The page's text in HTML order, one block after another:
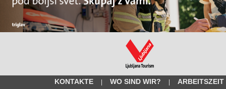
KONTAKTE WO SIND WIR?
ARBEITSZEIT